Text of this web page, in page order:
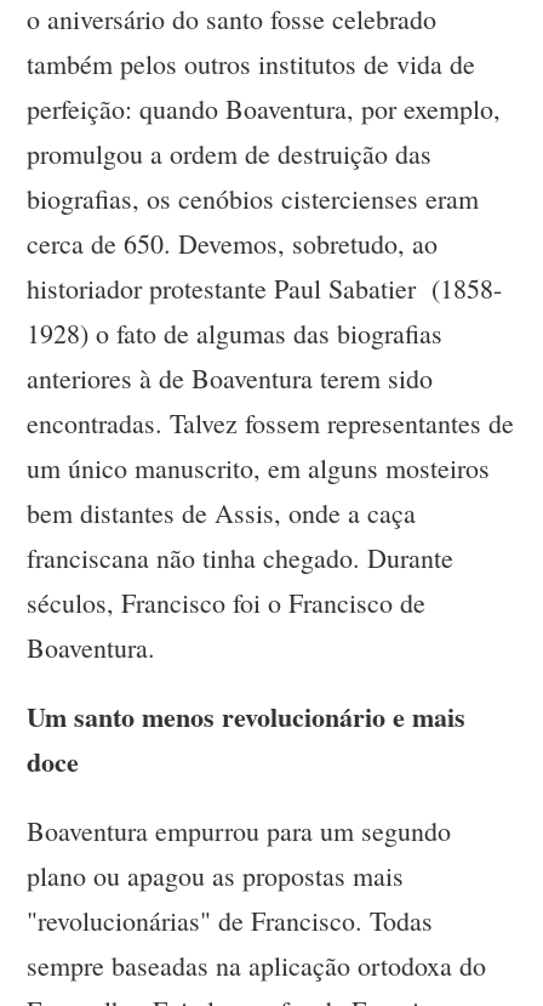
o aniversário do santo fosse celebrado
também pelos outros institutos de vida de
perfeição: quando Boaventura, por exemplo,
promulgou a ordem de destruição das
biografias, os cenóbios cistercienses eram
cerca de 650. Devemos, sobretudo, ao
historiador protestante Paul Sabatier (1858-
1928) o fato de algumas das biografias
anteriores à de Boaventura terem sido
encontradas. Talvez fossem representantes de
um único manuscrito, em alguns mosteiros
bem distantes de Assis, onde a caça
franciscana não tinha chegado. Durante
séculos, Francisco foi o Francisco de
Boaventura.
Um santo menos revolucionário e mais
doce
Boaventura empurrou para um segundo
plano ou apagou as propostas mais
"revolucionárias" de Francisco. Todas
sempre baseadas na aplicação ortodoxa do